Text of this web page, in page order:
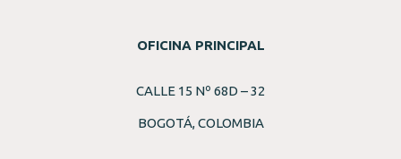
OFICINA PRINCIPAL
CALLE 15 Nº 68D – 32
BOGOTÁ, COLOMBIA